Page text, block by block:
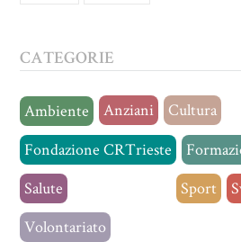
CATEGORIE
Ambiente Anziani
Cultura
Fondazione CRTrieste
Salute
Sport
Volontariato